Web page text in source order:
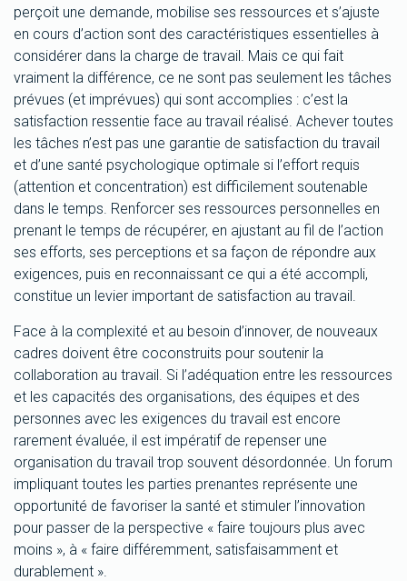
perçoit une demande, mobilise ses ressources et s’ajuste
en cours d’action sont des caractéristiques essentielles à
considérer dans la charge de travail. Mais ce qui fait
vraiment la différence, ce ne sont pas seulement les tâches
prévues (et imprévues) qui sont accomplies : c’est la
satisfaction ressentie face au travail réalisé. Achever toutes
les tâches n’est pas une garantie de satisfaction du travail
et d’une santé psychologique optimale si l’effort requis
(attention et concentration) est difficilement soutenable
dans le temps. Renforcer ses ressources personnelles en
prenant le temps de récupérer, en ajustant au fil de l’action
ses efforts, ses perceptions et sa façon de répondre aux
exigences, puis en reconnaissant ce qui a été accompli,
constitue un levier important de satisfaction au travail.
Face à la complexité et au besoin d’innover, de nouveaux
cadres doivent être coconstruits pour soutenir la
collaboration au travail. Si l’adéquation entre les ressources
et les capacités des organisations, des équipes et des
personnes avec les exigences du travail est encore
rarement évaluée, il est impératif de repenser une
organisation du travail trop souvent désordonnée. Un forum
impliquant toutes les parties prenantes représente une
opportunité de favoriser la santé et stimuler l’innovation
pour passer de la perspective « faire toujours plus avec
moins », à « faire différemment, satisfaisamment et
durablement ».